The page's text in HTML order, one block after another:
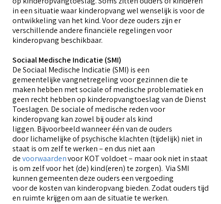
in een situatie waar kinderopvang wel wenselijk is voor de
ontwikkeling van het kind. Voor deze ouders zijn er
verschillende andere financiële regelingen voor
kinderopvang beschikbaar.
Sociaal Medische Indicatie (SMI)
De Sociaal Medische Indicatie (SMI) is een
gemeentelijke vangnetregeling voor gezinnen die te
maken hebben met sociale of medische problematiek en
geen recht hebben op kinderopvangtoeslag van de Dienst
Toeslagen. De sociale of medische reden voor
kinderopvang kan zowel bij ouder als kind
liggen. Bijvoorbeeld wanneer één van de ouders
door lichamelijke of psychische klachten (tijdelijk) niet in
staat is om zelf te werken – en dus niet aan
devoorwaardenvoor KOT voldoet – maar ook niet in staat
is om zelf voor het (de) kind(eren) te zorgen). Via SMI
kunnen gemeenten deze ouders een vergoeding
voor de kosten van kinderopvang bieden. Zodat ouders tijd
en ruimte krijgen om aan de situatie te werken.